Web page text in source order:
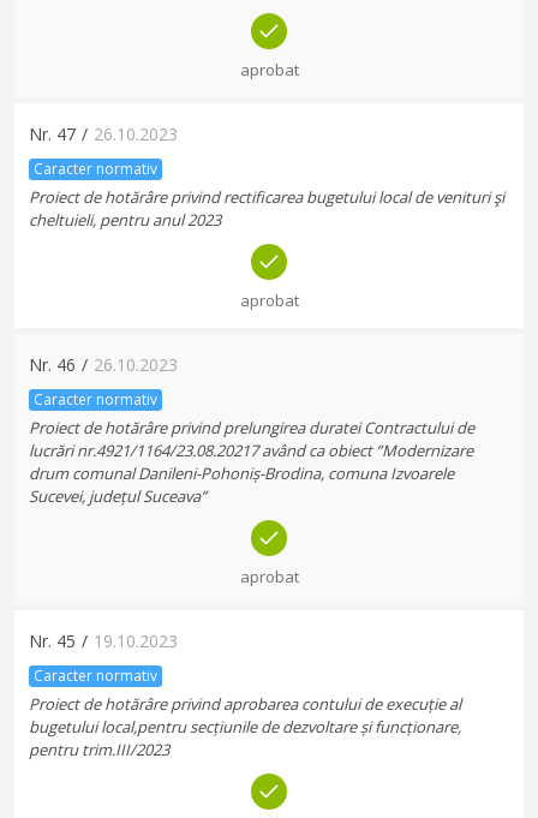
aprobat
Nr. 47 / 26.10.2023
Caracter normativ
Proiect de hotărâre privind rectificarea bugetului local de venituri şi
cheltuieli, pentru anul 2023
aprobat
Nr. 46 / 26.10.2023
Caracter normativ
Proiect de hotărâre privind prelungirea duratei Contractului de
lucrări nr.4921/1164/23.08.20217 având ca obiect ”Modernizare
drum comunal Danileni-Pohoniș-Brodina, comuna Izvoarele
Sucevei, județul Suceava”
aprobat
Nr. 45 / 19.10.2023
Caracter normativ
Proiect de hotărâre privind aprobarea contului de execuție al
bugetului local,pentru secțiunile de dezvoltare și funcționare,
pentru trim.III/2023